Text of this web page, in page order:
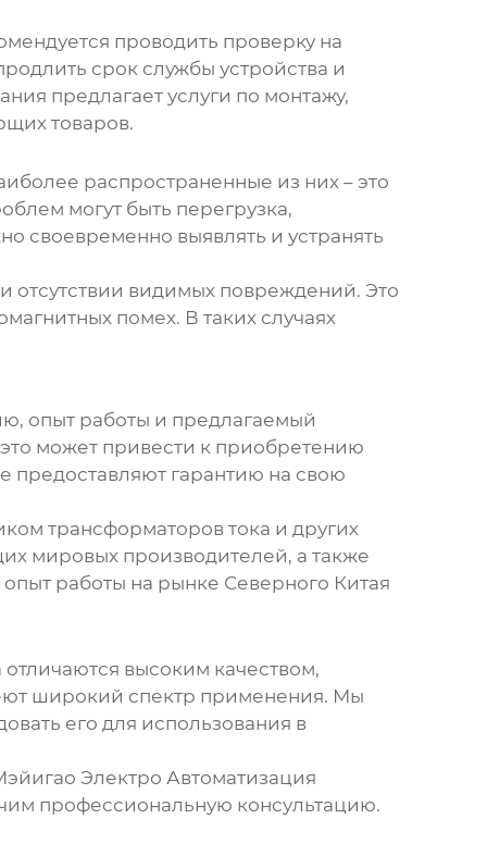
проводить проверку на
срок службы устройства и
предлагает услуги по монтажу,
товаров.
распространенные из них – это
могут быть перегрузка,
своевременно выявлять и устранять
отсутствии видимых повреждений. Это
помех. В таких случаях
опыт работы и предлагаемый
может привести к приобретению
предоставляют гарантию на свою
трансформаторов тока и других
мировых производителей, а также
работы на рынке Северного Китая
отличаются высоким качеством,
широкий спектр применения. Мы
его для использования в
Электро Автоматизация
профессиональную консультацию.